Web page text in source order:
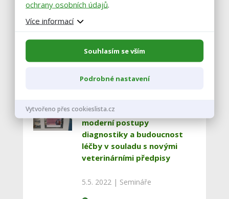
systémových opatření proti
mastitidám a infekčním
28.2. 2025 |Semináře
www.agropress.cz
Mastitidy dojeného skotu,
moderní postupy
diagnostiky a budoucnost
léčby v souladu s novými
veterinárními předpisy
5.5. 2022 | Semináře
ochrany osobních údajů.
Více informací
Souhlasím se vším
Podrobné nastavení
Vytvořeno přes cookieslista.cz